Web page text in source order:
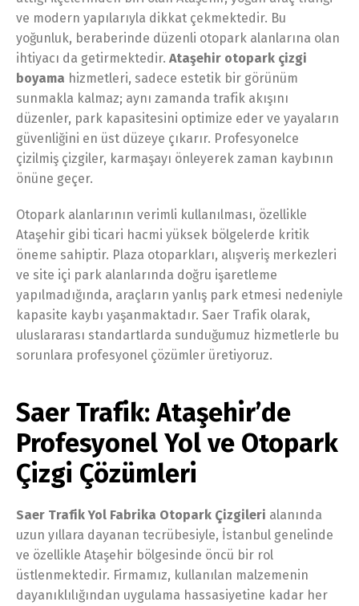
ve modern yapılarıyla dikkat çekmektedir. Bu
yoğunluk, beraberinde düzenli otopark alanlarına olan
ihtiyacı da getirmektedir. Ataşehir otopark çizgi
boyama hizmetleri, sadece estetik bir görünüm
sunmakla kalmaz; aynı zamanda trafik akışını
düzenler, park kapasitesini optimize eder ve yayaların
güvenliğini en üst düzeye çıkarır. Profesyonelce
çizilmiş çizgiler, karmaşayı önleyerek zaman kaybının
önüne geçer.
Otopark alanlarının verimli kullanılması, özellikle
Ataşehir gibi ticari hacmi yüksek bölgelerde kritik
öneme sahiptir. Plaza otoparkları, alışveriş merkezleri
ve site içi park alanlarında doğru işaretleme
yapılmadığında, araçların yanlış park etmesi nedeniyle
kapasite kaybı yaşanmaktadır. Saer Trafik olarak,
uluslararası standartlarda sunduğumuz hizmetlerle bu
sorunlara profesyonel çözümler üretiyoruz.
Saer Trafik: Ataşehir’de
Profesyonel Yol ve Otopark
Çizgi Çözümleri
Saer Trafik Yol Fabrika Otopark Çizgileri alanında
uzun yıllara dayanan tecrübesiyle, İstanbul genelinde
ve özellikle Ataşehir bölgesinde öncü bir rol
üstlenmektedir. Firmamız, kullanılan malzemenin
dayanıklılığından uygulama hassasiyetine kadar her